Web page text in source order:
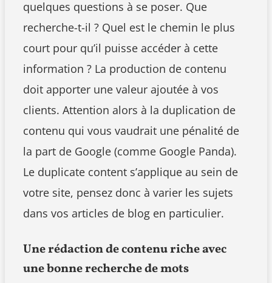
quelques questions à se poser. Que
recherche-t-il ? Quel est le chemin le plus
court pour qu’il puisse accéder à cette
information ? La production de contenu
doit apporter une valeur ajoutée à vos
clients. Attention alors à la duplication de
contenu qui vous vaudrait une pénalité de
la part de Google (comme Google Panda).
Le duplicate content s’applique au sein de
votre site, pensez donc à varier les sujets
dans vos articles de blog en particulier.
Une rédaction de contenu riche avec
une bonne recherche de mots